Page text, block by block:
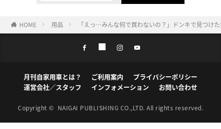
HOME 用品 「えっ…みんな何で買わないの？」ドンキで見つけ
月刊自家用車とは？ ご利用案内
プライバシーポリシー
運営会社／スタッフ
インフォメーション お問い合わせ
Copyright © NAIGAI PUBLISHING CO.,LTD. All rights reserved.